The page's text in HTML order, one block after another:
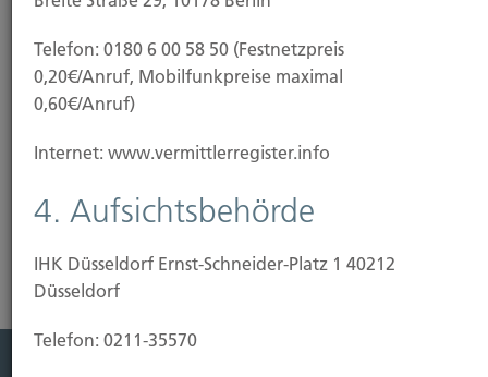
Kooperationspartnern spezielle
Versicherungskonzepte entwickelt, die Ihnen eine
Vielzahl verbesserter Vertragsbedingungen
Risikoanalyse Hausratversicherung
Telefon: 0180 6 00 58 50 (Festnetzpreis
0,20€/Anruf, Mobilfunkpreise maximal
0,60€/Anruf)
Internet: www.vermittlerregister.info
4. Aufsichtsbehörde
IHK Düsseldorf Ernst-Schneider-Platz 1 40212
Düsseldorf
Telefon: 0211-35570